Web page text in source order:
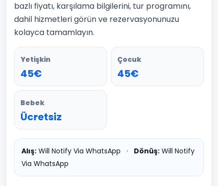
bazlı fiyatı, karşılama bilgilerini, tur programını,
dahil hizmetleri görün ve rezervasyonunuzu
kolayca tamamlayın.
Yetişkin
45€
Çocuk
45€
Bebek
Ücretsiz
Alış: Will Notify Via WhatsApp · Dönüş: Will Notify
Via WhatsApp